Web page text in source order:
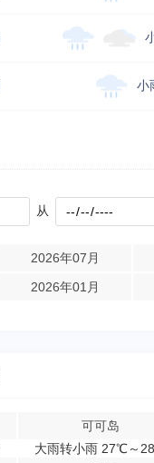
小
从
2026年07月
2026年01月
可可岛
大雨转小雨 27℃～